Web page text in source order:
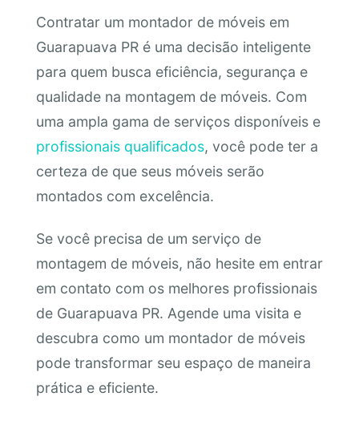
Contratar um montador de móveis em
Guarapuava PR é uma decisão inteligente
para quem busca eficiência, segurança e
qualidade na montagem de móveis. Com
uma ampla gama de serviços disponíveis e
profissionais qualificados, você pode ter a
certeza de que seus móveis serão
montados com excelência.
Se você precisa de um serviço de
montagem de móveis, não hesite em entrar
em contato com os melhores profissionais
de Guarapuava PR. Agende uma visita e
descubra como um montador de móveis
pode transformar seu espaço de maneira
prática e eficiente.